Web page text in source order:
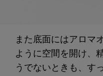
また底面にはアロマ
ように空間を開け、
うでないときも、す